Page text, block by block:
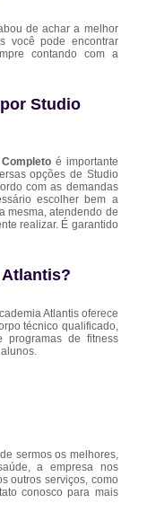
de achar a melhor
você pode encontrar
contando com a
Studio
é importante
opções de Studio
com as demandas
escolher bem a
mesma, atendendo de
realizar. É garantido
Atlantis oferece
técnico qualificado,
programas de fitness
sermos os melhores,
a empresa nos
outros serviços, como
conosco para mais